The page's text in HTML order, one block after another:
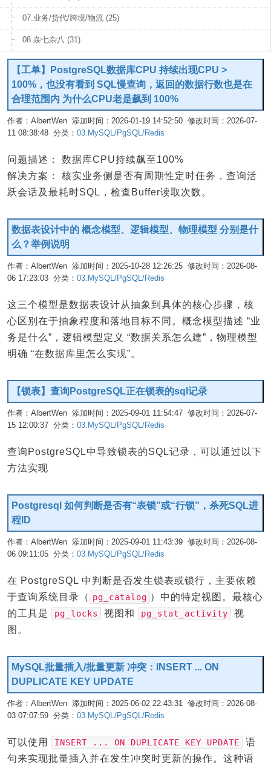
07.业务/货代/跨境/物流 (25)
08.杂七杂八 (31)
【工单】PostgreSQL数据库CPU 持续出现CPU >
100%，也没有看到 SQL慢查询，返回的数据行数也是在
合理范围内 为什么CPU老是飙到 100%
作者：AlbertWen 添加时间：2026-01-19 14:52:50 修改时间：2026-07-
11 08:38:48 分类： 03.MySQL/PgSQL/Redis
问题描述： 数据库CPU持续飙至100%
解决方案： 核实业务侧是否有周期性定时任务，查询活
跃会话及最耗时SQL，检查Buffer读取次数。
数据表设计中的 概念模型、逻辑模型、物理模型 分别是什
么？举例说明
作者：AlbertWen 添加时间：2025-10-28 12:26:25 修改时间：2026-08-
06 17:23:03 分类： 03.MySQL/PgSQL/Redis
这三个模型是数据表设计从抽象到具体的核心步骤，核
心区别在于抽象程度和落地目标不同。概念模型描述 “业
务是什么”，逻辑模型定义 “数据关系怎么建”，物理模型
明确 “在数据库里怎么实现”。
【锁表】查询PostgreSQL正在锁表的sql记录
作者：AlbertWen 添加时间：2025-09-01 11:54:47 修改时间：2026-07-
15 12:00:37 分类： 03.MySQL/PgSQL/Redis
查询PostgreSQL中导致锁表的SQL记录，可以通过以下
方法实现
Postgresql 如何判断是否有“表锁”或“行锁”，杀死SQL进
程ID
作者：AlbertWen 添加时间：2025-09-01 11:43:39 修改时间：2026-08-
06 09:11:05 分类： 03.MySQL/PgSQL/Redis
在 PostgreSQL 中判断是否发生锁表或锁行，主要依赖
于查询系统目录（ pg_catalog ）中的特定视图。最核心
的工具是
pg_locks 视图和 pg_stat_activity
视
图。
MySQL批量插入/批量更新 冲突：INSERT ... ON
DUPLICATE KEY UPDATE
作者：AlbertWen 添加时间：2025-06-02 22:43:31 修改时间：2026-08-
03 07:07:59 分类： 03.MySQL/PgSQL/Redis
可以使用 INSERT ... ON DUPLICATE KEY UPDATE
语
句来实现批量插入并在发生冲突时更新的操作。这种语